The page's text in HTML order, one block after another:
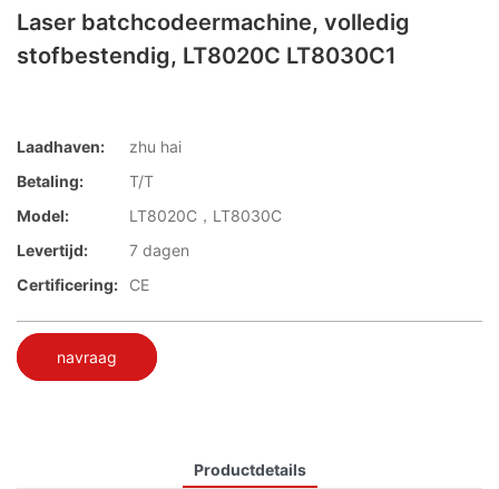
Laser batchcodeermachine, volledig
stofbestendig, LT8020C LT8030C1
Laadhaven:
zhu hai
Betaling:
T/T
Model:
LT8020C，LT8030C
Levertijd:
7 dagen
Certificering:
CE
navraag
Productdetails